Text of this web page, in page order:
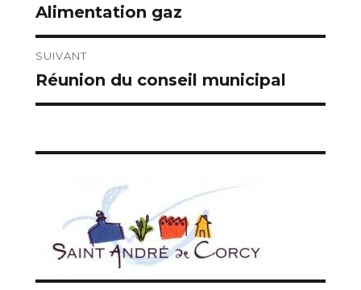
de
l’article
Publication
précédente :
Alimentation gaz
SUIVANT
Publication
suivante :
Réunion du conseil municipal